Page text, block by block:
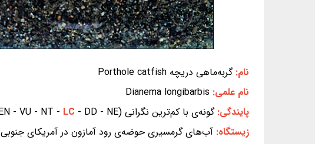
نام:گربه‌ماهی دریچه Porthole catfish
نام علمی: Dianema longibarbis
پایندگی:گونه‌ی با کم‌ترین نگرانی (EX - EW - CR - EN - VU - NT - LC - DD - NE) (بر پایه‌ی سیاهه‌ی سرخ IUCN)
زیستگاه: آب‌های گرمسیری حوضه‌ی رود آمازون در آمریکای جنوبی